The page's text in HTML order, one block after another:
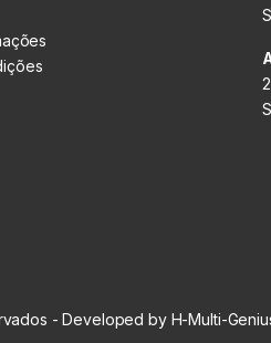
- Developed by H-Multi-